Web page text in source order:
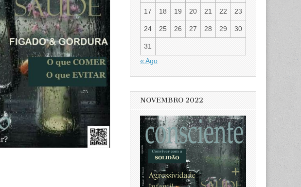
17 18 19 20 21 22 23
24 25 26 27 28 29 30
31
« Ago
NOVEMBRO 2022